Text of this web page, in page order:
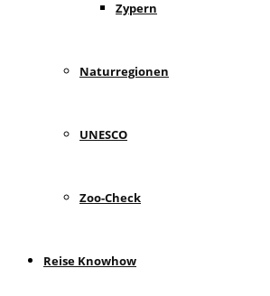
Zypern
Naturregionen
UNESCO
Zoo-Check
Reise Knowhow